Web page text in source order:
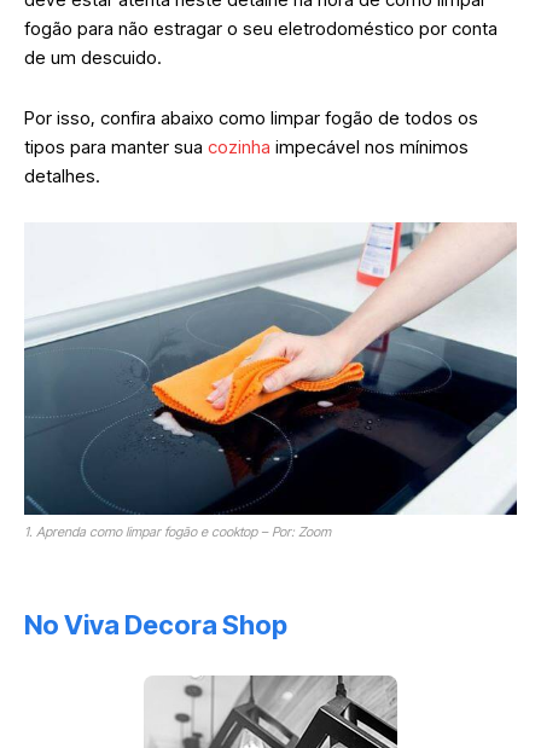
fogão para não estragar o seu eletrodoméstico por conta
de um descuido.
Por isso, confira abaixo como limpar fogão de todos os
tipos para manter sua cozinha impecável nos mínimos
detalhes.
1. Aprenda como limpar fogão e cooktop – Por: Zoom
No Viva Decora Shop